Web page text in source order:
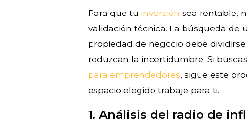
Para que tu inversión sea rentable,
validación técnica. La búsqueda de
propiedad de negocio debe
reduzcan la incertidumbre. Si buscas
para emprendedores, sigue este
espacio elegido trabaje para ti.
1. Análisis del radio de